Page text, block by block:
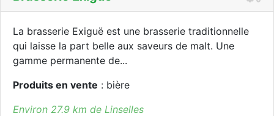
La brasserie Exiguë est une brasserie traditionnelle
qui laisse la part belle aux saveurs de malt. Une
gamme permanente de...
Produits en vente : bière
Environ 27.9 km de Linselles